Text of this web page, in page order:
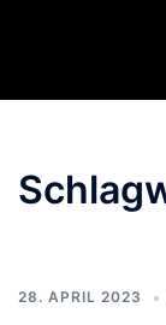
28. APRIL 2023